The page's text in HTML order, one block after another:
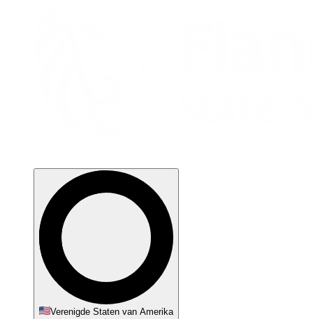
Verenigde Staten van Amerika